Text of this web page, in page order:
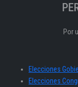
Por
Elecciones
Elecciones